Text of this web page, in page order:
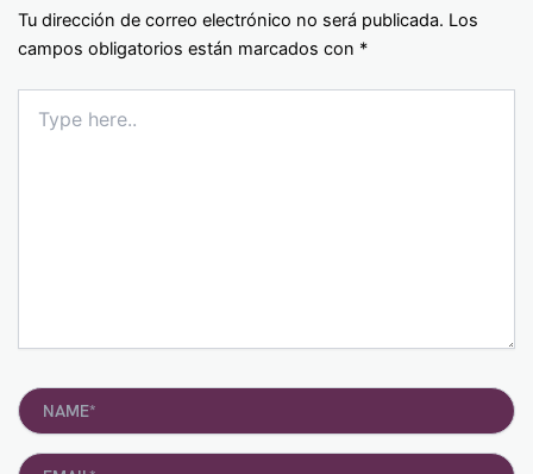
Tu dirección de correo electrónico no será publicada. Los
campos obligatorios están marcados con *
here..
Name*
Email*